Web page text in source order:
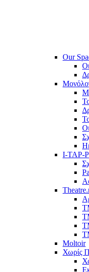
Our
I-TAP-
Moltoir
Χωρίς